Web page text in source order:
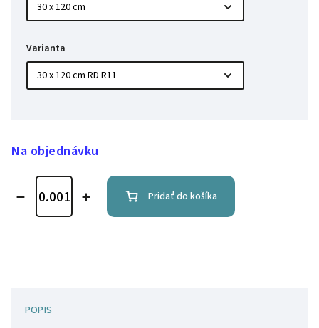
Varianta
Na objednávku
Pridať do košíka
POPIS